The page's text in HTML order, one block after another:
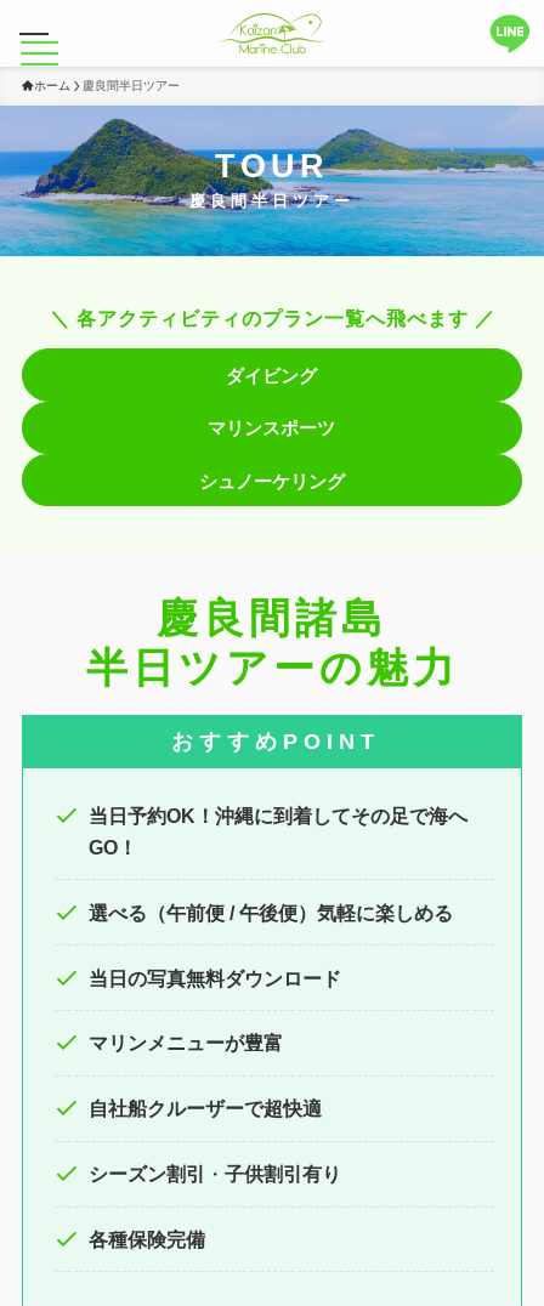
ホーム 慶良間半日ツアー
TOUR
慶良間半日ツアー
＼ 各アクティビティのプラン一覧へ飛べます ／
ダイビング
マリンスポーツ
シュノーケリング
慶良間諸島
半日ツアーの魅力
お す す め P O I N T
当日予約OK！沖縄に到着してその足で海へ
GO！
選べる（午前便 / 午後便）気軽に楽しめる
当日の写真無料ダウンロード
マリンメニューが豊富
自社船クルーザーで超快適
シーズン割引 ・ 子供割引有り
各種保険完備